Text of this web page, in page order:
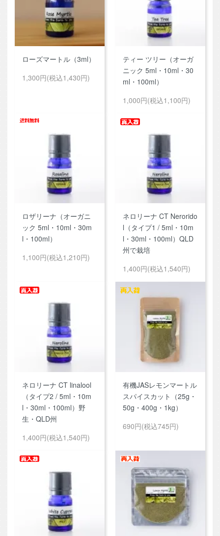
ローズマートル（3ml）
1,300円(税込1,430円)
ティー ツリー（オーガ
ニック 5ml・10ml・30
ml・100ml）
1,000円(税込1,100円)
ロザリーナ（オーガニ
ック 5ml・10ml・30m
l・100ml）
1,100円(税込1,210円)
ネロリーナ CT Nerorido
l（タイプ1 / 5ml・10m
l・30ml・100ml）QLD
州で栽培
1,400円(税込1,540円)
ネロリーナ CT linalool
（タイプ2 / 5ml・10m
l・30ml・100ml）野
生・QLD州
1,400円(税込1,540円)
有機JASレモンマートル
スパイスカット（25g・
50g・400g・1kg）
690円(税込745円)